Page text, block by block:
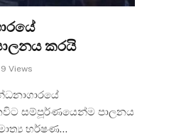
කරයි
9 Views
සම්පූර්ණයෙන්ම පාලනය
හර්ෂණ…